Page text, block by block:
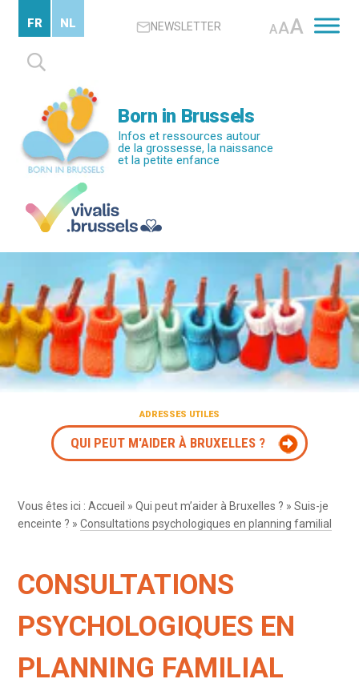
contenu
principal
NEWSLETTER AAA
Rechercher :
FR NL
Born in Brussels
Infos et ressources autour
de la grossesse, la naissance
et la petite enfance
ADRESSES UTILES
QUI PEUT M'AIDER À BRUXELLES ?
Vous êtes ici :Accueil »Qui peut m’aider à Bruxelles ? »Suis-je
enceinte ? »Consultations psychologiques en planning familial
CONSULTATIONS
PSYCHOLOGIQUES EN
PLANNING FAMILIAL